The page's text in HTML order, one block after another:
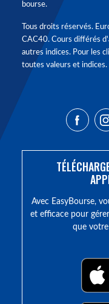
bourse.
Tous droits réservés.
CAC40. Cours différés
autres indices. Pour les
toutes valeurs et indices.
Avec EasyBourse,
et efficace pour
que votre